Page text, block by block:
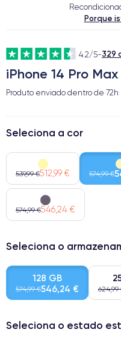
Porque
4.2/5-329
iPhone 14 Pro
Produto enviado dentro de 72h
Seleciona a cor
539,99 €512,99 € 574,99 €
574,99 €546,24 €
Seleciona o
128 GB
574,99 €546,24 € 624,99
Seleciona o estado